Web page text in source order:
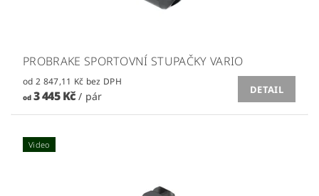
PROBRAKE SPORTOVNÍ STUPAČKY VARIO
od 2 847,11 Kč bez DPH
od3 445 Kč/ pár
DETAIL
Video